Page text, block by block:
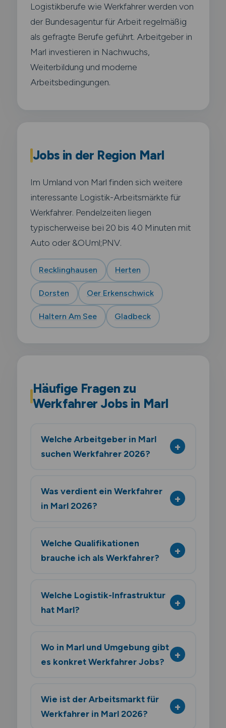
Logistikberufe wie Werkfahrer werden von
der Bundesagentur für Arbeit regelmäßig
als gefragte Berufe geführt. Arbeitgeber in
Marl investieren in Nachwuchs,
Weiterbildung und moderne
Arbeitsbedingungen.
Jobs in der Region Marl
Im Umland von Marl finden sich weitere
interessante Logistik-Arbeitsmärkte für
Werkfahrer. Pendelzeiten liegen
typischerweise bei 20 bis 40 Minuten mit
Auto oder &OUml;PNV.
Recklinghausen Herten
Dorsten Oer Erkenschwick
Haltern Am See Gladbeck
Häufige Fragen zu
Werkfahrer Jobs in Marl
Welche Arbeitgeber in Marl
suchen Werkfahrer 2026?
Was verdient ein Werkfahrer
in Marl 2026?
Welche Qualifikationen
brauche ich als Werkfahrer?
Welche Logistik-Infrastruktur
hat Marl?
Wo in Marl und Umgebung gibt
es konkret Werkfahrer Jobs?
Wie ist der Arbeitsmarkt für
Werkfahrer in Marl 2026?